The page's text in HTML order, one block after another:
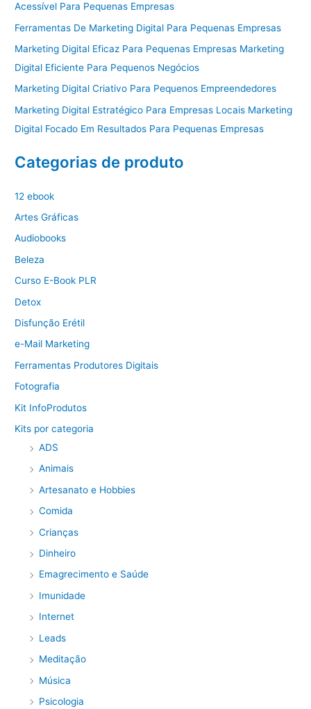
Acessível Para Pequenas Empresas
Ferramentas De Marketing Digital Para Pequenas Empresas
Marketing Digital Eficaz Para Pequenas Empresas Marketing
Digital Eficiente Para Pequenos Negócios
Marketing Digital Criativo Para Pequenos Empreendedores
Marketing Digital Estratégico Para Empresas Locais Marketing
Digital Focado Em Resultados Para Pequenas Empresas
Categorias de produto
12 ebook
Artes Gráficas
Audiobooks
Beleza
Curso E-Book PLR
Detox
Disfunção Erétil
e-Mail Marketing
Ferramentas Produtores Digitais
Fotografia
Kit InfoProdutos
Kits por categoria
ADS
Animais
Artesanato e Hobbies
Comida
Crianças
Dinheiro
Emagrecimento e Saúde
Imunidade
Internet
Leads
Meditação
Música
Psicologia